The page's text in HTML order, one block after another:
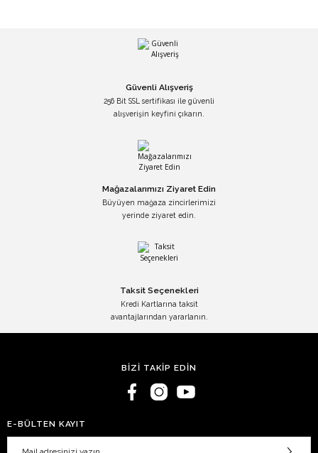
Güvenli Alışveriş
256 Bit SSL sertifikası ile güvenli
alışverişin keyfini çıkarın.
Mağazalarımızı Ziyaret Edin
Büyüyen mağaza zincirlerimizi
yerinde ziyaret edin.
Taksit Seçenekleri
Kredi Kartlarına taksit
avantajlarından yararlanın.
BİZİ TAKİP EDİN
E-BÜLTEN KAYIT